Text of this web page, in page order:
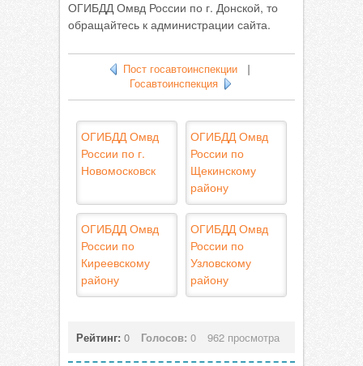
ОГИБДД Омвд России по г. Донской, то
обращайтесь к администрации сайта.
Пост госавтоинспекции|
Госавтоинспекция
ОГИБДД Омвд
России по г.
Новомосковск
ОГИБДД Омвд
России по
Щекинскому
району
ОГИБДД Омвд
России по
Киреевскому
району
ОГИБДД Омвд
России по
Узловскому
району
Рейтинг: 0 Голосов: 0 962 просмотра